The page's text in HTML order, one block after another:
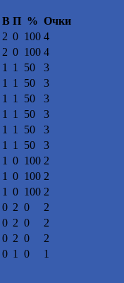
В П % Очки
2 0 100 4
2 0 100 4
1 1 50
3
1 1 50
3
1 1 50
3
1 1 50
3
1 1 50
3
1 1 50
3
1 0 100 2
1 0 100 2
1 0 100 2
0 2 0
2
0 2 0
2
0 2 0
2
0 1 0
1